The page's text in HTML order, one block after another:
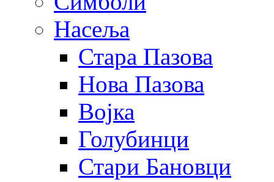
Насеља
Стара Пазова
Нова Пазова
Војка
Голубинци
Стари Бановци